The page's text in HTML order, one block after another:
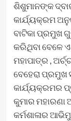
ଶିଶୁମାନଙ୍କ
କାର୍ଯ୍ୟକ୍ରମ
ବାଟିକା ପ୍ରମୁଖ
କରିଥିବା ବେଳେ
ମହାପାତ୍ର ,
ବେହେରା
କାର୍ଯ୍ୟକ୍ରମର
କୁମାର
କର୍ମଶାଳାର